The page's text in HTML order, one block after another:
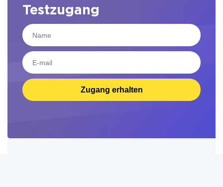
Testzugang
Zugang erhalten